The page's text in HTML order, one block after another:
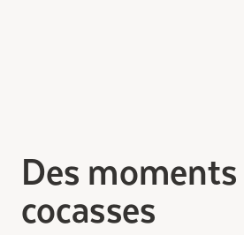
Des moments
cocasses